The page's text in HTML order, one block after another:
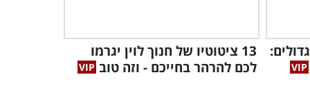
5:07
הפלפילו - קלאסי!
13 ציטוטיו של חנוך לוין יגרמו
לכם להרהר בחייכם - וזה טוב